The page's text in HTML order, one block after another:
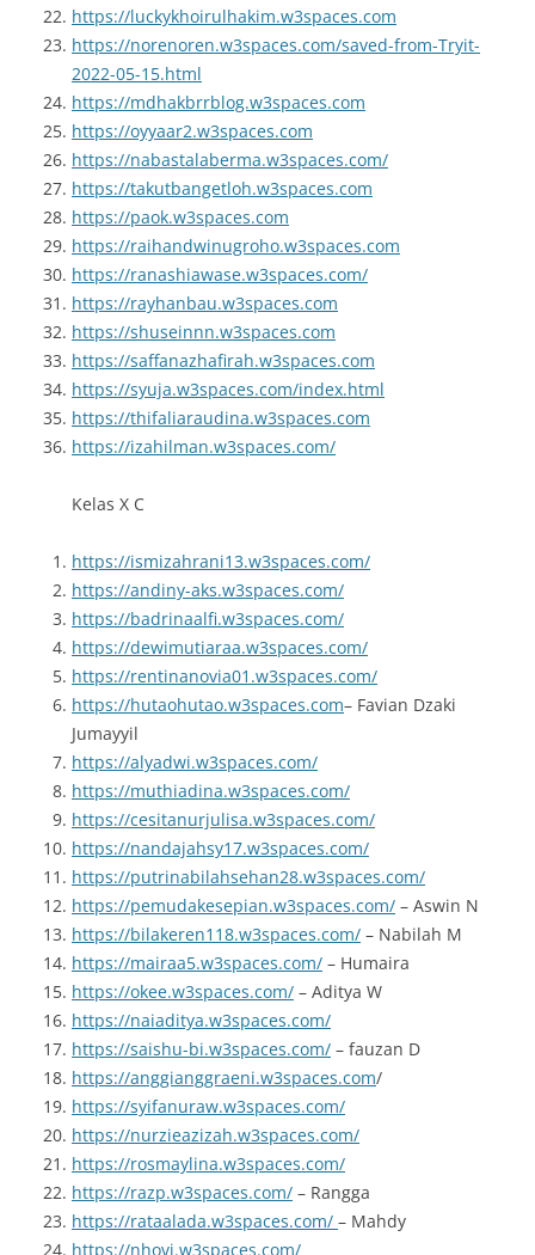
https://luckykhoirulhakim.w3spaces.com
https://norenoren.w3spaces.com/saved-from-Tryit-
2022-05-15.html
https://mdhakbrrblog.w3spaces.com
https://oyyaar2.w3spaces.com
https://nabastalaberma.w3spaces.com/
https://takutbangetloh.w3spaces.com
https://paok.w3spaces.com
https://raihandwinugroho.w3spaces.com
https://ranashiawase.w3spaces.com/
https://rayhanbau.w3spaces.com
https://shuseinnn.w3spaces.com
https://saffanazhafirah.w3spaces.com
https://syuja.w3spaces.com/index.html
https://thifaliaraudina.w3spaces.com
https://izahilman.w3spaces.com/
Kelas X C
https://ismizahrani13.w3spaces.com/
https://andiny-aks.w3spaces.com/
https://badrinaalfi.w3spaces.com/
https://dewimutiaraa.w3spaces.com/
https://rentinanovia01.w3spaces.com/
https://hutaohutao.w3spaces.com– Favian Dzaki
Jumayyil
https://alyadwi.w3spaces.com/
https://muthiadina.w3spaces.com/
https://cesitanurjulisa.w3spaces.com/
https://nandajahsy17.w3spaces.com/
https://putrinabilahsehan28.w3spaces.com/
https://pemudakesepian.w3spaces.com/ – Aswin N
https://bilakeren118.w3spaces.com/ – Nabilah M
https://mairaa5.w3spaces.com/ – Humaira
https://okee.w3spaces.com/ – Aditya W
https://naiaditya.w3spaces.com/
https://saishu-bi.w3spaces.com/ – fauzan D
https://anggianggraeni.w3spaces.com/
https://syifanuraw.w3spaces.com/
https://nurzieazizah.w3spaces.com/
https://rosmaylina.w3spaces.com/
https://razp.w3spaces.com/ – Rangga
https://rataalada.w3spaces.com/ – Mahdy
https://nhovi.w3spaces.com/